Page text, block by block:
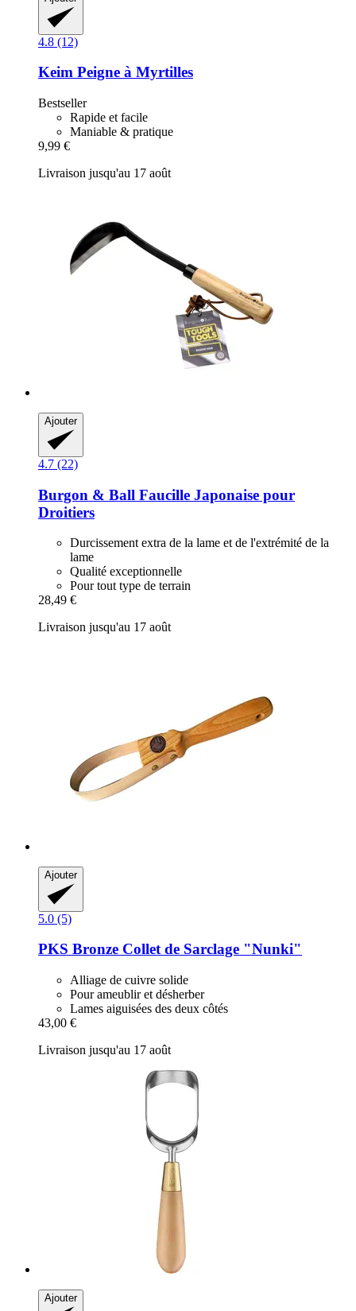
4.8 (12)
Keim Peigne à Myrtilles
Bestseller
Rapide et facile
Maniable & pratique
9,99 €
Livraison jusqu'au 17 août
Ajouter
4.7 (22)
Burgon & Ball Faucille Japonaise pour
Droitiers
Durcissement extra de la lame et de l'extrémité de la
lame
Qualité exceptionnelle
Pour tout type de terrain
28,49 €
Livraison jusqu'au 17 août
Ajouter
5.0 (5)
PKS Bronze Collet de Sarclage "Nunki"
Alliage de cuivre solide
Pour ameublir et désherber
Lames aiguisées des deux côtés
43,00 €
Livraison jusqu'au 17 août
Ajouter